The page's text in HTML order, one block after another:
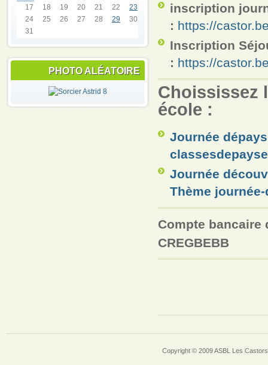
17
18 19 20 21 22
23
24
25 26 27 28 29
30
31
PHOTO ALÉATOIRE
inscription
: https://
Inscription
: https://
Choississez
école :
Journée
Journée
Thème
Compte bancaire
CREGBEBB
Copyright © 2009 ASBL Les